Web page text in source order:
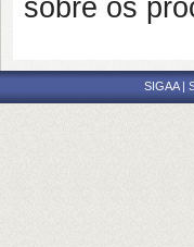
sobre os
SIGAA |